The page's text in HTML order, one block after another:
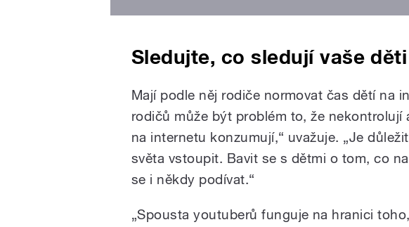
Sledujte, co sledují vaše děti
Mají podle něj rodiče normovat čas dětí na
rodičů může být problém to, že nekontrolují
na internetu konzumují,“ uvažuje. „Je
světa vstoupit. Bavit se s dětmi o tom, co
se i někdy podívat.“
„Spousta youtuberů funguje na hranici